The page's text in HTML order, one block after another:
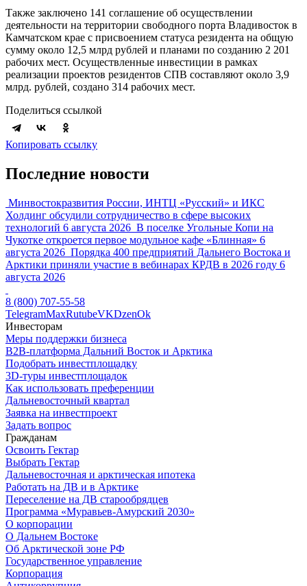
Также заключено 141 соглашение об осуществлении
деятельности на территории свободного порта Владивосток в
Камчатском крае с присвоением статуса резидента на общую
сумму около 12,5 млрд рублей и планами по созданию 2 201
рабочих мест. Осуществленные инвестиции в рамках
реализации проектов резидентов СПВ составляют около 3,9
млрд. рублей, создано 314 рабочих мест.
Поделиться ссылкой
Копировать ссылку
Последние новости
Минвостокразвития России, ИНТЦ «Русский» и ИКС
Холдинг обсудили сотрудничество в сфере высоких
технологий 6 августа 2026 В поселке Угольные Копи на
Чукотке откроется первое модульное кафе «Блинная» 6
августа 2026 Порядка 400 предприятий Дальнего Востока и
Арктики приняли участие в вебинарах КРДВ в 2026 году 6
августа 2026
8 (800) 707-55-58
TelegramMaxRutubeVKDzenOk
Инвесторам
Меры поддержки бизнеса
B2B-платформа Дальний Восток и Арктика
Подобрать инвестплощадку
3D-туры инвестплощадок
Как использовать преференции
Дальневосточный квартал
Заявка на инвестпроект
Задать вопрос
Гражданам
Освоить Гектар
Выбрать Гектар
Дальневосточная и арктическая ипотека
Работать на ДВ и в Арктике
Переселение на ДВ старообрядцев
Программа «Муравьев-Амурский 2030»
О корпорации
О Дальнем Востоке
Об Арктической зоне РФ
Государственное управление
Корпорация